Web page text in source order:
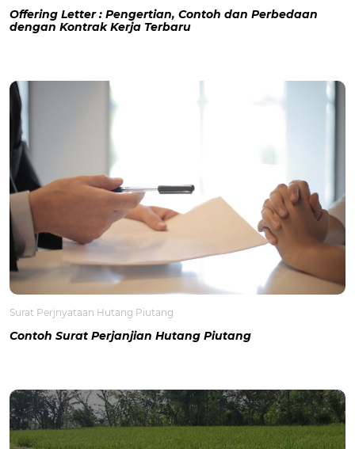
Offering Letter : Pengertian, Contoh dan Perbedaan
dengan Kontrak Kerja Terbaru
Surat Perjnyataan Hutang Piutang
Contoh Surat Perjanjian Hutang Piutang